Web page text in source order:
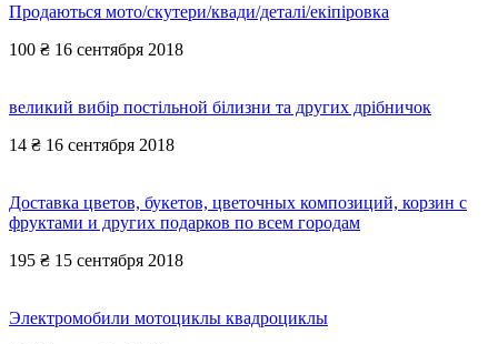
Продаються мото/скутери/квади/деталі/екіпіровка
100 ₴ 16 сентября 2018
великий вибір постільной білизни та других дрібничок
14 ₴ 16 сентября 2018
Доставка цветов, букетов, цветочных композиций, корзин с
фруктами и других подарков по всем городам
195 ₴ 15 сентября 2018
Электромобили мотоциклы квадроциклы